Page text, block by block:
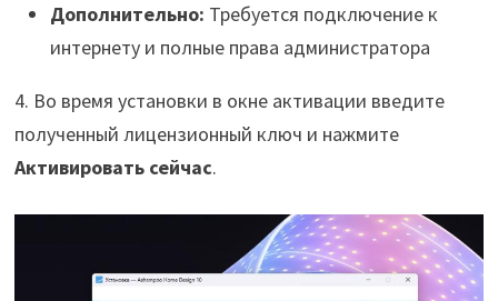
Дополнительно: Требуется подключение к
интернету и полные права администратора
4. Во время установки в окне активации введите
полученный лицензионный ключ и нажмите
Активировать сейчас.